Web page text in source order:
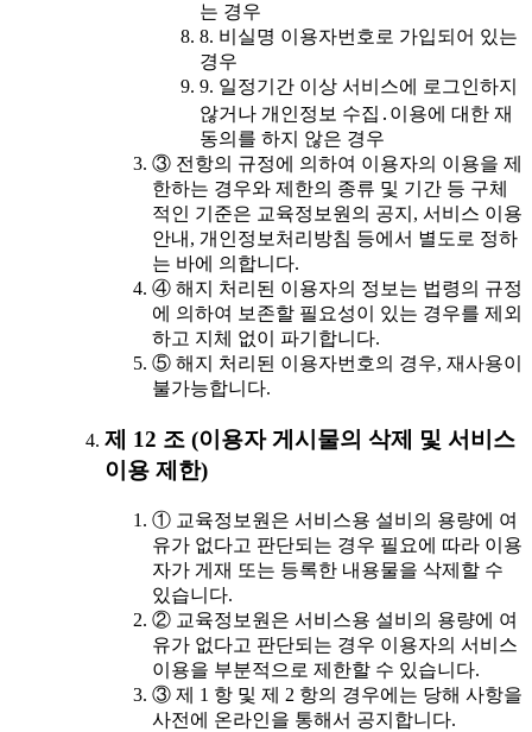
는 경우
8. 비실명 이용자번호로 가입되어 있는
경우
9. 일정기간 이상 서비스에 로그인하지
않거나 개인정보 수집․이용에 대한 재
동의를 하지 않은 경우
③ 전항의 규정에 의하여 이용자의 이용을 제
한하는 경우와 제한의 종류 및 기간 등 구체
적인 기준은 교육정보원의 공지, 서비스 이용
안내, 개인정보처리방침 등에서 별도로 정하
는 바에 의합니다.
④ 해지 처리된 이용자의 정보는 법령의 규정
에 의하여 보존할 필요성이 있는 경우를 제외
하고 지체 없이 파기합니다.
⑤ 해지 처리된 이용자번호의 경우, 재사용이
불가능합니다.
제 12 조 (이용자 게시물의 삭제 및 서비스
이용 제한)
① 교육정보원은 서비스용 설비의 용량에 여
유가 없다고 판단되는 경우 필요에 따라 이용
자가 게재 또는 등록한 내용물을 삭제할 수
있습니다.
② 교육정보원은 서비스용 설비의 용량에 여
유가 없다고 판단되는 경우 이용자의 서비스
이용을 부분적으로 제한할 수 있습니다.
③ 제 1 항 및 제 2 항의 경우에는 당해 사항을
사전에 온라인을 통해서 공지합니다.